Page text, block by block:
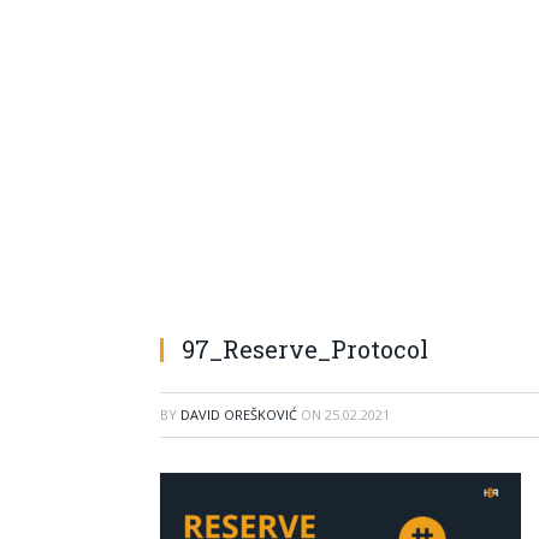
97_Reserve_Protocol
BY DAVID OREŠKOVIĆ ON 25.02.2021